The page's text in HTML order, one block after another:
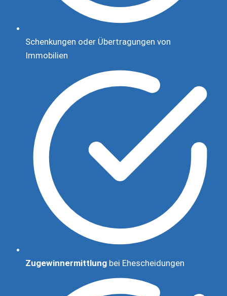
Schenkungen oder Übertragungen von
Immobilien
Zugewinnermittlungbei Ehescheidungen